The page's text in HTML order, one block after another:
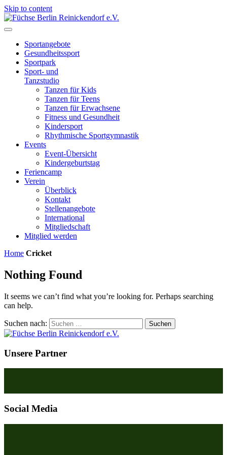
Skip to content
Sportangebote
Gesundheitssport
Sportpark
Sport- und
Tanzstudio
Tanzen für Kids
Tanzen für Teens
Tanzen für Erwachsene
Fitness und Gesundheit
Kindersport
Rhythmische Sportgymnastik
Events
Event-Übersicht
Kindergeburtstag
Feriencamp
Verein
Überblick
Kontakt
Stellenangebote
International
Mitgliedschaft
Mitglied werden
Home Cricket
Nothing Found
It seems we can’t find what you’re looking for. Perhaps searching
can help.
Suchen nach:
Unsere Partner
Social Media